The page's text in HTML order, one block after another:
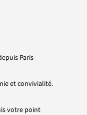
Paris
etconvivialité.
votre point